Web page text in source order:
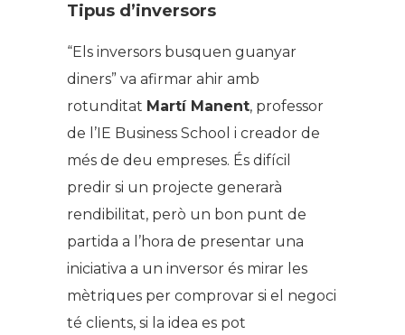
Tipus d’inversors
“Els inversors busquen guanyar
diners” va afirmar ahir amb
rotunditat Martí Manent, professor
de l’IE Business School i creador de
més de deu empreses. És difícil
predir si un projecte generarà
rendibilitat, però un bon punt de
partida a l’hora de presentar una
iniciativa a un inversor és mirar les
mètriques per comprovar si el negoci
té clients, si la idea es pot